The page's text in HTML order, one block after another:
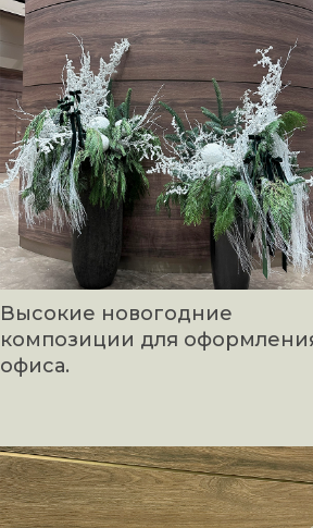
Высокие новогодние
композиции для
офиса.